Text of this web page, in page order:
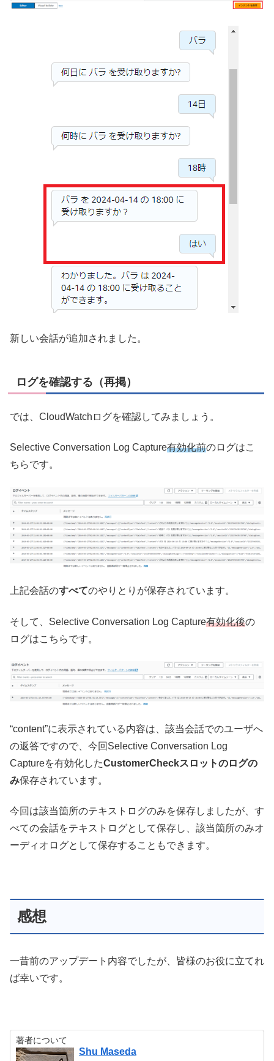
新しい会話が追加されました。
ログを確認する（再掲）
では、CloudWatchログを確認してみましょう。
Selective Conversation Log Capture有効化前のログはこ
ちらです。
上記会話のすべてのやりとりが保存されています。
そして、Selective Conversation Log Capture有効化後の
ログはこちらです。
“content”に表示されている内容は、該当会話でのユーザへ
の返答ですので、今回Selective Conversation Log
Captureを有効化したCustomerCheckスロットのログの
み保存されています。
今回は該当箇所のテキストログのみを保存しましたが、す
べての会話をテキストログとして保存し、該当箇所のみオ
ーディオログとして保存することもできます。
感想
一昔前のアップデート内容でしたが、皆様のお役に立てれ
ば幸いです。
著者について
Shu Maseda